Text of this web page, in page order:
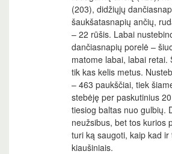
(203), didžiųjų
šaukšatasnapių ančių,
– 22 rūšis. Labai
dančiasnapių porelė –
matome labai, labai retai.
tik kas kelis metus.
– 463 paukščiai, tiek
stebėję per paskutinius
tiesiog baltas nuo gulbių.
neužsibus, bet tos kurios
turi ką saugoti, kaip kad ir
kiaušiniais.